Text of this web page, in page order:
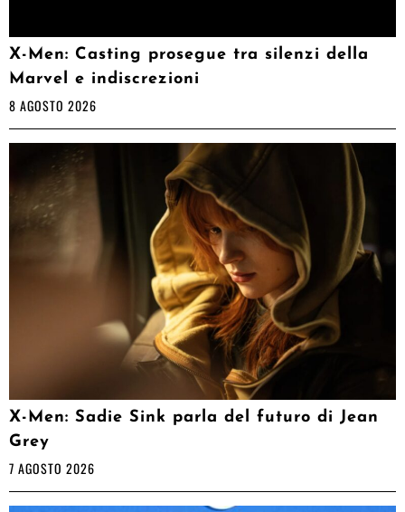
X-Men: Casting prosegue tra silenzi della
Marvel e indiscrezioni
8 AGOSTO 2026
X-Men: Sadie Sink parla del futuro di Jean
Grey
7 AGOSTO 2026